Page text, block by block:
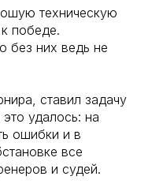
техническую
победе.
без них ведь не
ставил задачу
удалось: на
ошибки и в
все
и судей.